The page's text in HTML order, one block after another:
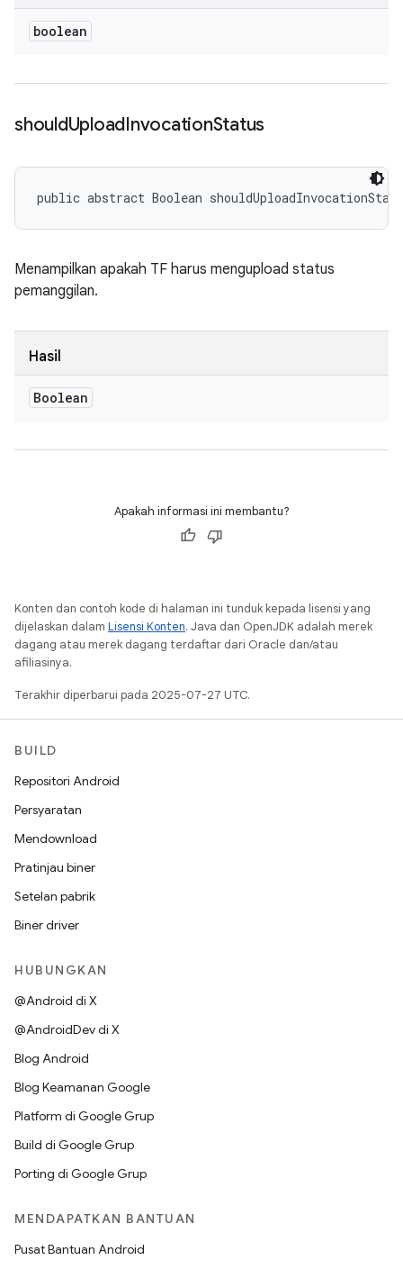
boolean
shouldUploadInvocationStatus
public abstract Boolean
Menampilkan apakah TF harus mengupload status
pemanggilan.
Hasil
Boolean
Apakah informasi ini membantu?
Konten dan contoh kode di halaman ini tunduk kepada lisensi yang
dijelaskan dalam Lisensi Konten. Java dan OpenJDK adalah merek
dagang atau merek dagang terdaftar dari Oracle dan/atau
afiliasinya.
Terakhir diperbarui pada 2025-07-27 UTC.
BUILD
Repositori Android
Persyaratan
Mendownload
Pratinjau biner
Setelan pabrik
Biner driver
HUBUNGKAN
@Android di X
@AndroidDev di X
Blog Android
Blog Keamanan Google
Platform di Google Grup
Build di Google Grup
Porting di Google Grup
MENDAPATKAN BANTUAN
Pusat Bantuan Android